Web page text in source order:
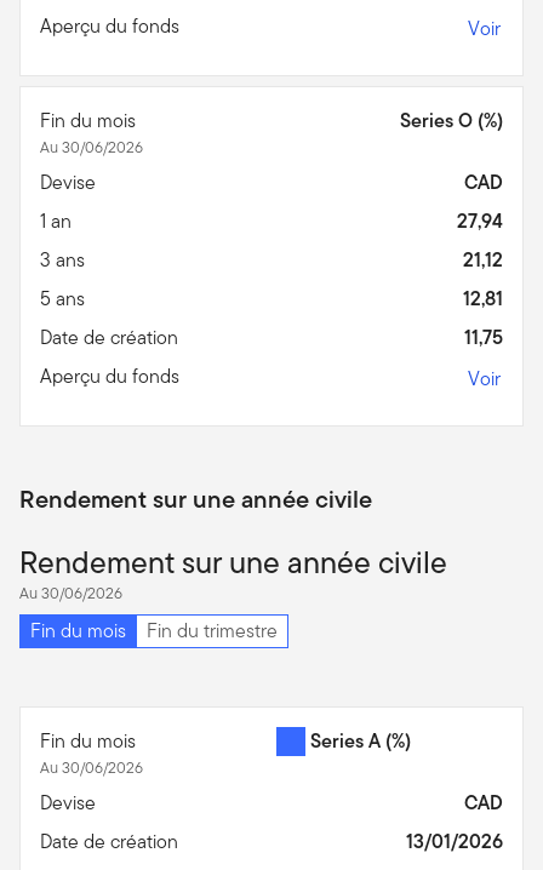
Aperçu du fonds
Voir
Fin du mois
Au 30/06/2026
Series O (%)
Devise
CAD
1 an
27,94
3 ans
21,12
5 ans
12,81
Date de création
11,75
Aperçu du fonds
Voir
Rendement sur une année civile
Rendement sur une année civile
Au 30/06/2026
Fin du mois Fin du trimestre
Fin du mois
Au 30/06/2026
Series A (%)
Devise
CAD
Date de création
13/01/2026